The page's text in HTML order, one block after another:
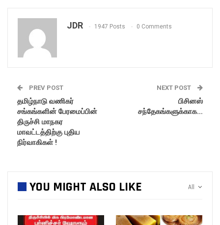
JDR 1947 Posts 0 Comments
PREV POST
தமிழ்நாடு வணிகர்
சங்கங்களின் பேரமைப்பின்
திருச்சி மாநகர
மாவட்டத்திற்கு புதிய
நிர்வாகிகள் !
NEXT POST
பிசினஸ்
சந்தேகங்களுக்காக…
All
YOU MIGHT ALSO LIKE